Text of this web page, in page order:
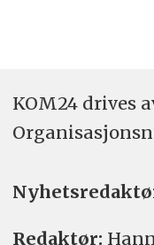
KOM24 drives
Redaktør: